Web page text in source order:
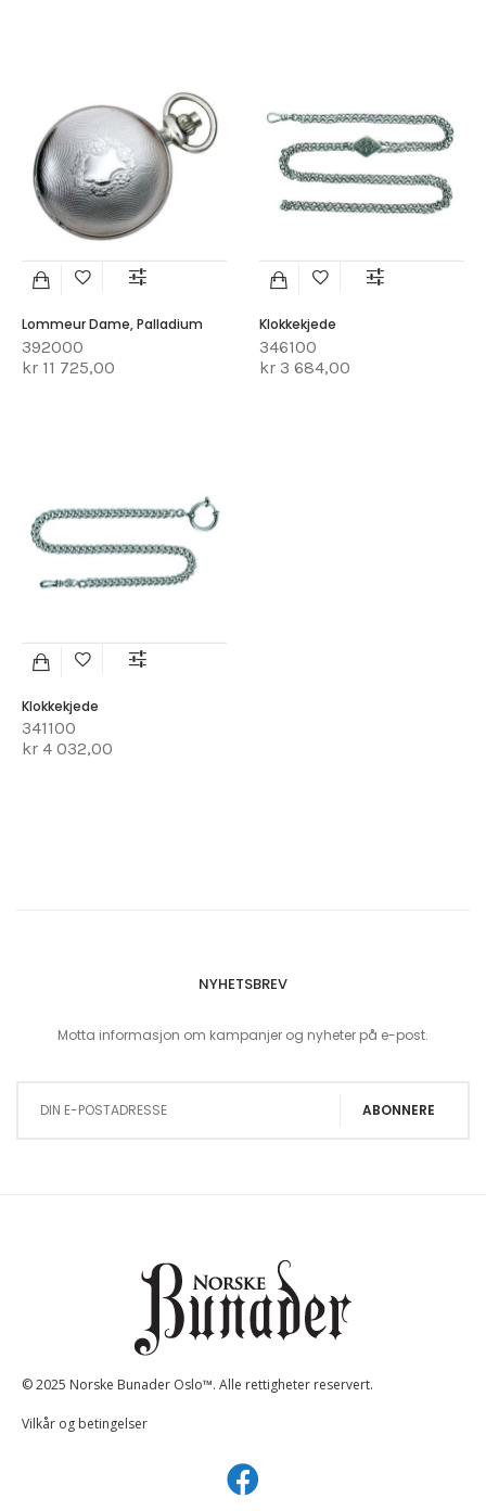
Lommeur Dame, Palladium
392000
kr 11 725,00
Klokkekjede
346100
kr 3 684,00
Klokkekjede
341100
kr 4 032,00
NYHETSBREV
Motta informasjon om kampanjer og nyheter på e-post.
ABONNERE
© 2025 Norske Bunader Oslo™. Alle rettigheter reservert.
Vilkår og betingelser